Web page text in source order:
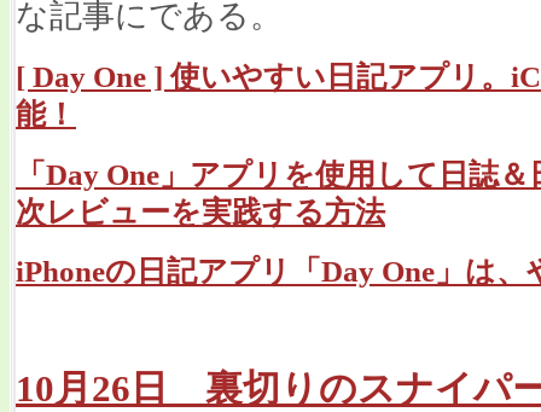
な記事にである。
[ Day One ] 使いやすい日記アプリ。
能！
「Day One」アプリを使用して日誌
次レビューを実践する方法
iPhoneの日記アプリ「Day One」は
10月26日 裏切りのスナイパ